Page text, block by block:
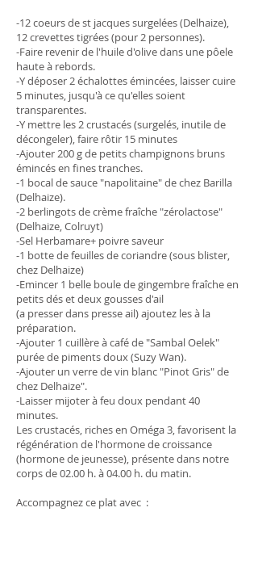
-12 coeurs de st jacques surgelées (Delhaize),
12 crevettes tigrées (pour 2 personnes).
-Faire revenir de l'huile d'olive dans une pôele
haute à rebords.
-Y déposer 2 échalottes émincées, laisser cuire
5 minutes, jusqu'à ce qu'elles soient
transparentes.
-Y mettre les 2 crustacés (surgelés, inutile de
décongeler), faire rôtir 15 minutes
-Ajouter 200 g de petits champignons bruns
émincés en fines tranches.
-1 bocal de sauce "napolitaine" de chez Barilla
(Delhaize).
-2 berlingots de crème fraîche "zérolactose"
(Delhaize, Colruyt)
-Sel Herbamare+ poivre saveur
-1 botte de feuilles de coriandre (sous blister,
chez Delhaize)
-Emincer 1 belle boule de gingembre fraîche en
petits dés et deux gousses d'ail
(a presser dans presse ail) ajoutez les à la
préparation.
-Ajouter 1 cuillère à café de "Sambal Oelek"
purée de piments doux (Suzy Wan).
-Ajouter un verre de vin blanc "Pinot Gris" de
chez Delhaize".
-Laisser mijoter à feu doux pendant 40
minutes.
Les crustacés, riches en Oméga 3, favorisent la
régénération de l'hormone de croissance
(hormone de jeunesse), présente dans notre
corps de 02.00 h. à 04.00 h. du matin.
Accompagnez ce plat avec :